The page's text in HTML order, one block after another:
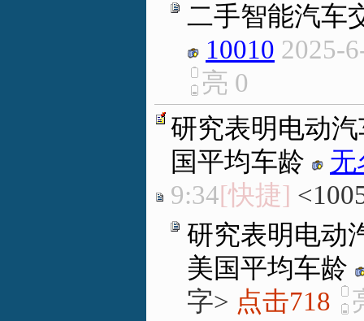
二手智能汽车
10010 2025-
亮 0
研究表明电动
国平均车龄
无
9:34[快捷]
研究表明电动
美国平均车龄
字> 点击718